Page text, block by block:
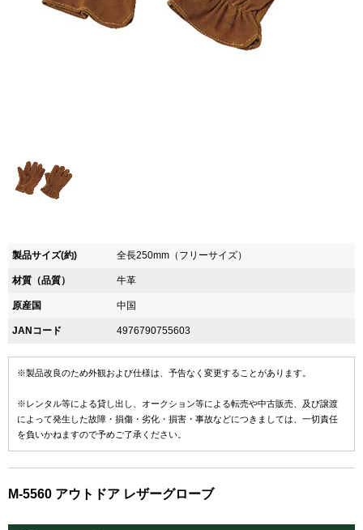
製品サイズ(約) 全長250mm（フリーサイズ）
材質（品質） 牛革
原産国 中国
JANコード 4976790755603
※製品改良のため外観および仕様は、予告なく変更することがあります。
※レンタル等による貸し出し、オークション等による転売や中古販売、及び譲渡
によって発生した故障・損傷・劣化・損害・事故などにつきましては、一切責任
を負いかねますので予めご了承ください。
M-5560 アウトドア レザーグローブ